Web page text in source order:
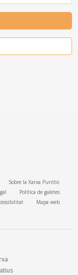
Sobre la Xarxa Punttic
Política de galetes
Mapa web